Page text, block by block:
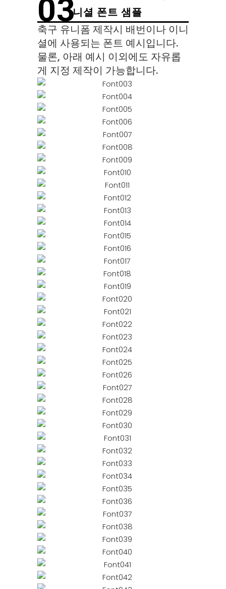
03니셜 폰트 샘플
축구 유니폼 제작시 배번이나 이니
셜에 사용되는 폰트 예시입니다.
물론, 아래 예시 이외에도 자유롭
게 지정 제작이 가능합니다.